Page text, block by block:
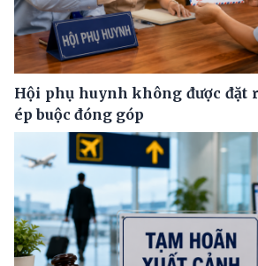
Hội phụ huynh không được đặt
ép buộc đóng góp